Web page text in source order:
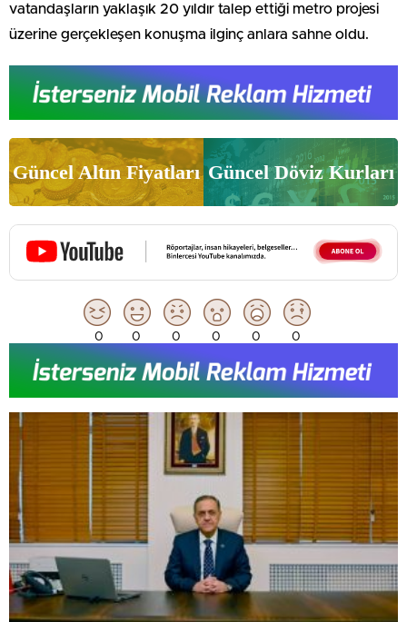
vatandaşların yaklaşık 20 yıldır talep ettiği metro projesi
üzerine gerçekleşen konuşma ilginç anlara sahne oldu.
Güncel Altın Fiyatları Güncel Döviz Kurları
0 0 0 0 0 0